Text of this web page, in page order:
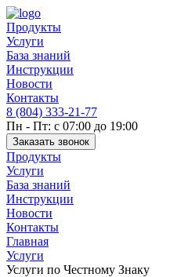
Продукты
Услуги
База знаний
Инструкции
Новости
Контакты
8 (804) 333-21-77
Пн - Пт: с 07:00 до 19:00
Заказать звонок
Продукты
Услуги
База знаний
Инструкции
Новости
Контакты
Главная
Услуги
Услуги по Честному Знаку